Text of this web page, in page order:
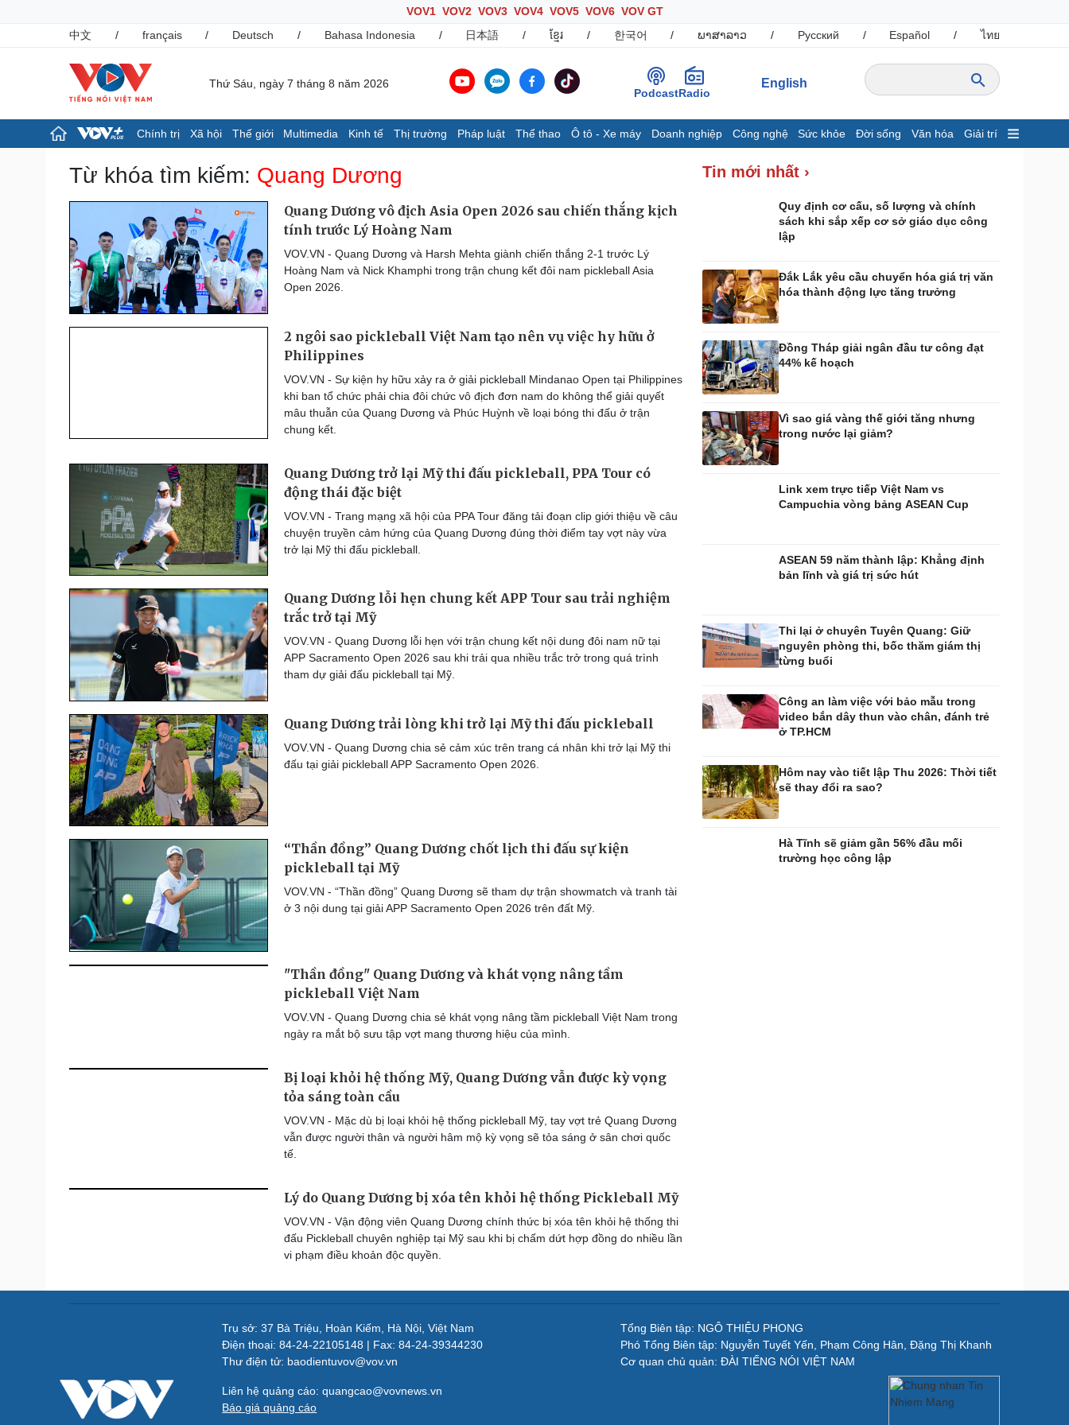
VOV1 VOV2 VOV3 VOV4 VOV5 VOV6 VOV GT
中文
/ français / Deutsch / Bahasa Indonesia / 日本語 / ខ្មែរ / 한국어 / ພາສາລາວ / Русский / Español / ไทย
Thứ Sáu, ngày 7 tháng 8 năm 2026
PodcastRadio
English
Chính trị Xã hội Thế giới Multimedia Kinh tế Thị trường Pháp luật Thể thao Ô tô - Xe máy Doanh nghiệp Công nghệ Sức khỏe Đời sống Văn hóa Giải trí
Chính trị
Tổ chức nhân sự
Nhận diện sự thật
Xã hội
Tin 24h
Giáo dục
Dự báo thời tiết
Dấu ấn VOV
Việc làm
Biển đảo
Quan sát
Cuộc sống đó đây
Hồ sơ
Video
Kinh tế
Tiêu dùng
Tỷ giá
Pháp luật
Thể thao
Bóng đá quốc tế
Bóng đá Việt Nam
Lịch thi đấu bóng đá
Hậu trường
Xe máy
Doanh nghiệp 24h
Công nghệ
Sành điệu
Trải nghiệm
Chuyển đổi số
Sức khỏe
Sản phụ khoa
Phòng mạch online
Ăn sạch sống khỏe
Đời sống
Tình yêu - Gia đình
Văn hóa
Sân khấu - Điện ảnh
Văn học
Âm nhạc
Di sản
Giải trí
Nghệ sĩ
Thời trang
Sao Việt
Tư vấn
check-in
Quân sự - Quốc phòng
Từ khóa tìm kiếm: Quang Dương
Quang Dương vô địch Asia Open 2026 sau chiến thắng kịch
tính trước Lý Hoàng Nam
VOV.VN - Quang Dương và Harsh Mehta giành chiến thắng 2-1 trước Lý
Hoàng Nam và Nick Khamphi trong trận chung kết đôi nam pickleball Asia
Open 2026.
2 ngôi sao pickleball Việt Nam tạo nên vụ việc hy hữu ở
Philippines
VOV.VN - Sự kiện hy hữu xảy ra ở giải pickleball Mindanao Open tại Philippines
khi ban tổ chức phải chia đôi chức vô địch đơn nam do không thể giải quyết
mâu thuẫn của Quang Dương và Phúc Huỳnh về loại bóng thi đấu ở trận
chung kết.
Quang Dương trở lại Mỹ thi đấu pickleball, PPA Tour có
động thái đặc biệt
VOV.VN - Trang mạng xã hội của PPA Tour đăng tải đoạn clip giới thiệu về câu
chuyện truyền cảm hứng của Quang Dương đúng thời điểm tay vợt này vừa
trở lại Mỹ thi đấu pickleball.
Quang Dương lỗi hẹn chung kết APP Tour sau trải nghiệm
trắc trở tại Mỹ
VOV.VN - Quang Dương lỗi hẹn với trận chung kết nội dung đôi nam nữ tại
APP Sacramento Open 2026 sau khi trải qua nhiều trắc trở trong quá trình
tham dự giải đấu pickleball tại Mỹ.
Quang Dương trải lòng khi trở lại Mỹ thi đấu pickleball
VOV.VN - Quang Dương chia sẻ cảm xúc trên trang cá nhân khi trở lại Mỹ thi
đấu tại giải pickleball APP Sacramento Open 2026.
“Thần đồng” Quang Dương chốt lịch thi đấu sự kiện
pickleball tại Mỹ
VOV.VN - “Thần đồng” Quang Dương sẽ tham dự trận showmatch và tranh tài
ở 3 nội dung tại giải APP Sacramento Open 2026 trên đất Mỹ.
"Thần đồng" Quang Dương và khát vọng nâng tầm
pickleball Việt Nam
VOV.VN - Quang Dương chia sẻ khát vọng nâng tầm pickleball Việt Nam trong
ngày ra mắt bộ sưu tập vợt mang thương hiệu của mình.
Bị loại khỏi hệ thống Mỹ, Quang Dương vẫn được kỳ vọng
tỏa sáng toàn cầu
VOV.VN - Mặc dù bị loại khỏi hệ thống pickleball Mỹ, tay vợt trẻ Quang Dương
vẫn được người thân và người hâm mộ kỳ vọng sẽ tỏa sáng ở sân chơi quốc
tế.
Lý do Quang Dương bị xóa tên khỏi hệ thống Pickleball Mỹ
VOV.VN - Vận động viên Quang Dương chính thức bị xóa tên khỏi hệ thống thi
đấu Pickleball chuyên nghiệp tại Mỹ sau khi bị chấm dứt hợp đồng do nhiều lần
vi phạm điều khoản độc quyền.
Tin mới nhất ›
Quy định cơ cấu, số lượng và chính
sách khi sắp xếp cơ sở giáo dục công
lập
Đắk Lắk yêu cầu chuyển hóa giá trị văn
hóa thành động lực tăng trưởng
Đồng Tháp giải ngân đầu tư công đạt
44% kế hoạch
Vì sao giá vàng thế giới tăng nhưng
trong nước lại giảm?
Link xem trực tiếp Việt Nam vs
Campuchia vòng bảng ASEAN Cup
ASEAN 59 năm thành lập: Khẳng định
bản lĩnh và giá trị sức hút
Thi lại ở chuyên Tuyên Quang: Giữ
nguyên phòng thi, bốc thăm giám thị
từng buổi
Công an làm việc với bảo mẫu trong
video bắn dây thun vào chân, đánh trẻ
ở TP.HCM
Hôm nay vào tiết lập Thu 2026: Thời tiết
sẽ thay đổi ra sao?
Hà Tĩnh sẽ giảm gần 56% đầu mối
trường học công lập
Trụ sở: 37 Bà Triệu, Hoàn Kiếm, Hà Nội, Việt Nam
Điện thoại: 84-24-22105148 | Fax: 84-24-39344230
Thư điện tử: baodientuvov@vov.vn
Liên hệ quảng cáo: quangcao@vovnews.vn
Báo giá quảng cáo
Tổng Biên tập: NGÔ THIỆU PHONG
Phó Tổng Biên tập: Nguyễn Tuyết Yến, Phạm Công Hân, Đặng Thị Khanh
Cơ quan chủ quản: ĐÀI TIẾNG NÓI VIỆT NAM